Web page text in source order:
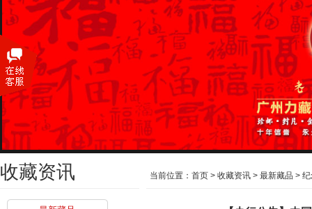
收藏资讯 当前位置： 首页 > 收藏资讯 > 最新藏品 >